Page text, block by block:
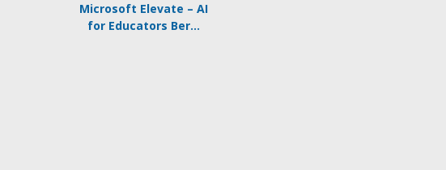
Microsoft Elevate – AI
for Educators Ber…